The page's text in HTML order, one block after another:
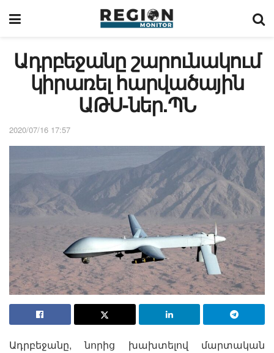
Ադրբեջանը շարունակում
կիրառել հարվածային
ԱԹՍ-ներ.ՊՆ
2020/07/16 17:57
Ադրբեջանը, նորից խախտելով մարտական